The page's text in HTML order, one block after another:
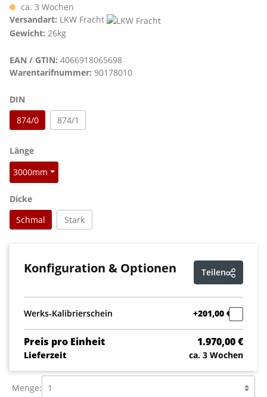
ca. 3 Wochen
Versandart: LKW Fracht
Gewicht: 26kg
EAN / GTIN: 4066918065698
Warentarifnummer: 90178010
DIN
874/0
874/1
Längeauswählen
3000mm
Dickeauswählen
Schmal
Stark
Konfiguration & Optionen Teilen
Werks-Kalibrierschein +201,00 €
Preis pro Einheit 1.970,00 €
Lieferzeit ca. 3 Wochen
Menge: